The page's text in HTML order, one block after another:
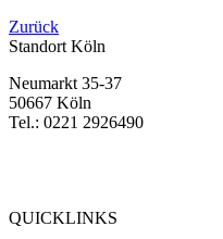
Zurück
Standort Köln
Neumarkt 35-37
50667 Köln
Tel.: 0221 2926490
QUICKLINKS